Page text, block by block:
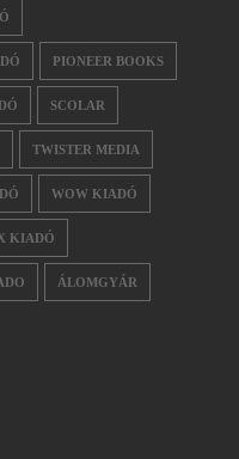
PIONEER BOOKS
SCOLAR
TWISTER MEDIA
WOW KIADÓ
KIADÓ
ÁLOMGYÁR